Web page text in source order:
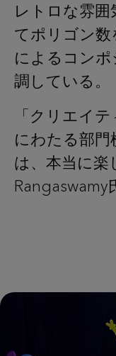
レトロな雰囲
てポリゴン
によるコン
調している。
「クリエイ
にわたる部
は、本当に楽
Rangaswamy